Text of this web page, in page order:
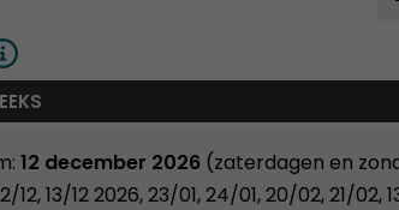
12 december 2026 (zaterdagen en
12, 13/12 2026, 23/01, 24/01, 20/02, 21/